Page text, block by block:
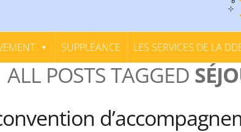
SUPPLÉANCE LES SERVICES DE LA
ALL POSTS TAGGED